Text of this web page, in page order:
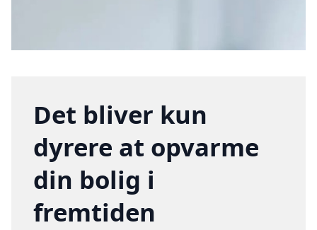
Det bliver kun
dyrere at opvarme
din bolig i
fremtiden